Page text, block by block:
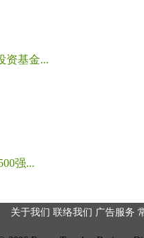
资基金...
强...
关于我们 联络我们 广告服务